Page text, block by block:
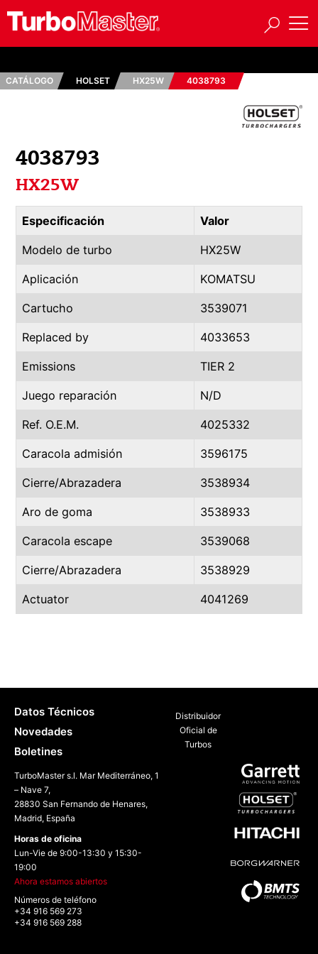
CATÁLOGO HOLSET HX25W 4038793
4038793
HX25W
Especificación Valor
Modelo de turbo HX25W
Aplicación KOMATSU
Cartucho 3539071
Replaced by 4033653
Emissions TIER 2
Juego reparación N/D
Ref. O.E.M. 4025332
Caracola admisión 3596175
Cierre/Abrazadera 3538934
Aro de goma 3538933
Caracola escape 3539068
Cierre/Abrazadera 3538929
Actuator 4041269
Distribuidor
Oficial de
Turbos
Datos Técnicos
Novedades
Boletines
TurboMaster s.l. Mar Mediterráneo, 1
– Nave 7,
28830 San Fernando de Henares,
Madrid, España
Horas de oficina
Lun-Vie de 9:00-13:30 y 15:30-
19:00
Ahora estamos abiertos
Números de teléfono
+34 916 569 273
+34 916 569 288